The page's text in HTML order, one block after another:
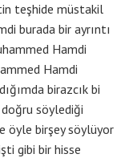
teşhide müstakil
burada bir ayrıntı
Hamdi
Hamdi
birazcık bi
söylediği
öyle birşey söylüyor
gibi bir hisse